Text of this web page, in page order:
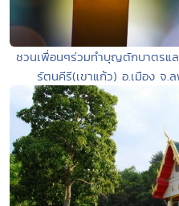
ชวนเพื่อนๆร่วมทำบุญตักบาตรแ
รัตนคีรี(เขาแก้ว) อ.เมือง จ.